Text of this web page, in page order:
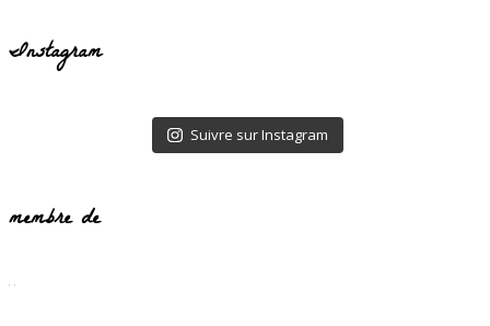
Instagram
Suivre sur Instagram
membre de